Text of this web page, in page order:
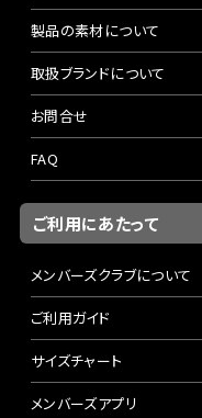
製品の素材について
取扱ブランドについて
お問合せ
FAQ
ご利用にあたって
メンバーズクラブについて
ご利用ガイド
サイズチャート
メンバーズアプリ